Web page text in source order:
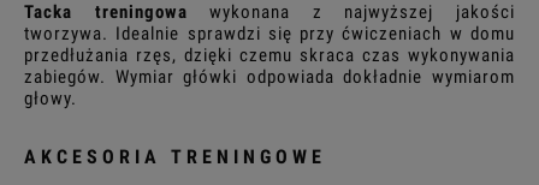
Tacka treningowa wykonana z najwyższej jakości
tworzywa. Idealnie sprawdzi się przy ćwiczeniach w domu
przedłużania rzęs, dzięki czemu skraca czas wykonywania
zabiegów. Wymiar główki odpowiada dokładnie wymiarom
głowy.
AKCESORIA TRENINGOWE